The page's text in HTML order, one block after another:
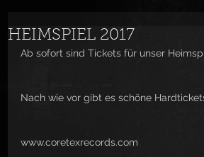
HEIMSPIEL 2017
Ab sofort sind Tickets für unser
Nach wie vor gibt es schöne
www.coretexrecords.com